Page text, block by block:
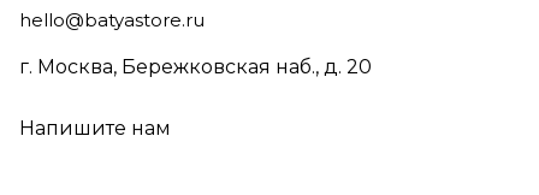
hello@batyastore.ru
г. Москва, Бережковская наб., д. 20
Напишите нам